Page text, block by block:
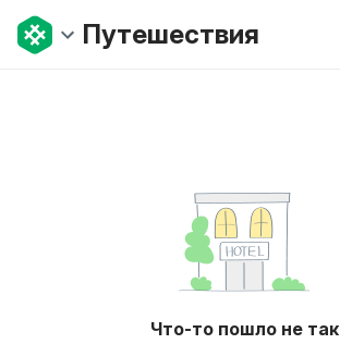
Путешествия
Что-то пошло не так